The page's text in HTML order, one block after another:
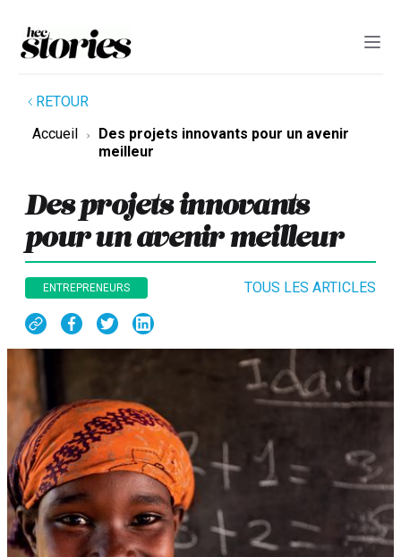
RETOUR
Accueil
Des projets innovants pour un avenir
meilleur
Des projets innovants
pour un avenir meilleur
ENTREPRENEURS TOUS LES ARTICLES